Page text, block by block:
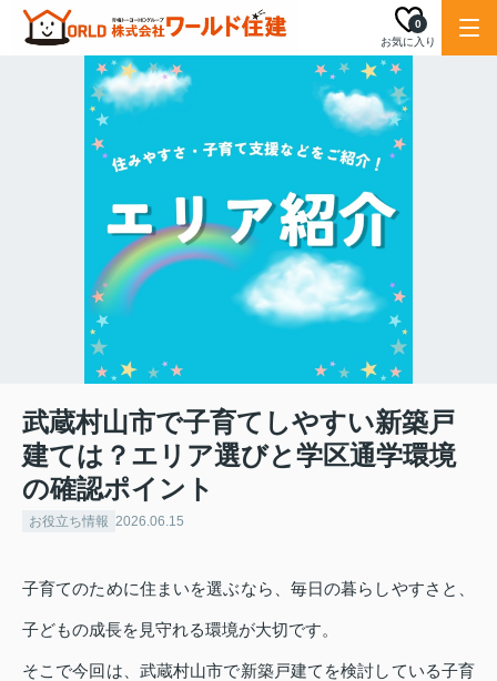
お気に入り
0
武蔵村山市で子育てしやすい新築戸
建ては？エリア選びと学区通学環境
の確認ポイント
お役立ち情報 2026.06.15
子育てのために住まいを選ぶなら、毎日の暮らしやすさと、
子どもの成長を見守れる環境が大切です。
そこで今回は、武蔵村山市で新築戸建てを検討している子育